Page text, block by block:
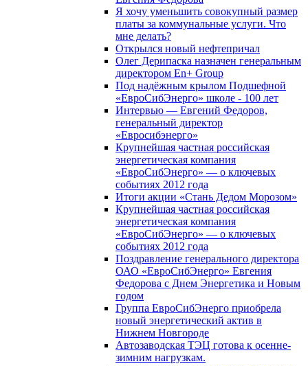
Я хочу уменьшить совокупный размер
платы за коммунальные услуги. Что
мне делать?
Открылся новый нефтепричал
Олег Дерипаска назначен генеральным
директором En+ Group
Под надёжным крылом Подшефной
«ЕвроСибЭнерго» школе - 100 лет
Интервью — Евгений Федоров,
генеральный директор
«Евросибэнерго»
Крупнейшая частная российская
энергетическая компания
«ЕвроСибЭнерго» — о ключевых
событиях 2012 года
Итоги акции «Стань Дедом Морозом»
Крупнейшая частная российская
энергетическая компания
«ЕвроСибЭнерго» — о ключевых
событиях 2012 года
Поздравление генерального директора
ОАО «ЕвроСибЭнерго» Евгения
Федорова с Днем Энергетика и Новым
годом
Группа ЕвроСибЭнерго приобрела
новый энергетический актив в
Нижнем Новгороде
Автозаводская ТЭЦ готова к осенне-
зимним нагрузкам.